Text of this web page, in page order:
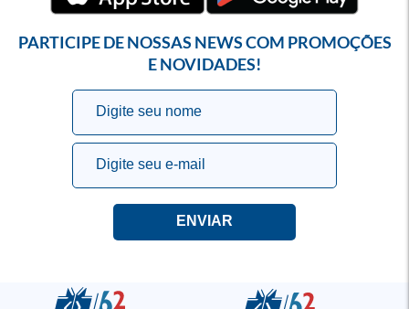
PARTICIPE DE NOSSAS NEWS COM PROMOÇÕES
E NOVIDADES!